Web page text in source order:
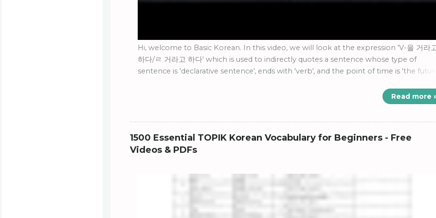
Hi, welcome to Basic Korean. In this video, we will look at the expression 'V-을 거라
하다/ㄹ 거라고 하다' which is used to indirectly quotes a sentence whose type of
sentence is 'declarative sentence', ends with 'verb', and the point of time is 'the future
Read more
1500 Essential TOPIK Korean Vocabulary for Beginners - Free
Videos & PDFs